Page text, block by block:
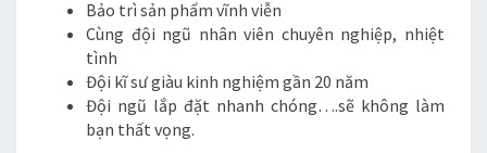
Bảo trì sản phẩm vĩnh viễn
Cùng đội ngũ nhân viên chuyên nghiệp, nhiệt
tình
Đội kĩ sư giàu kinh nghiệm gần 20 năm
Đội ngũ lắp đặt nhanh chóng….sẽ không làm
bạn thất vọng.